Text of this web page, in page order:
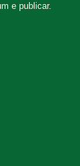
e publicar.